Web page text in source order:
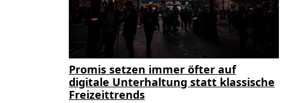
Promis setzen immer öfter auf
digitale Unterhaltung statt klassische
Freizeittrends